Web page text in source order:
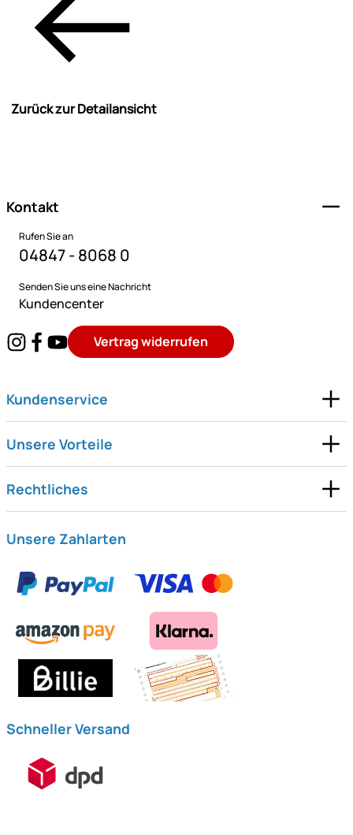
Zurück zur Detailansicht
Kontakt
Rufen Sie an
04847 - 8068 0
Senden Sie uns eine Nachricht
Kundencenter
Vertrag widerrufen
Kundenservice
Unsere Vorteile
Rechtliches
Unsere Zahlarten
Schneller Versand